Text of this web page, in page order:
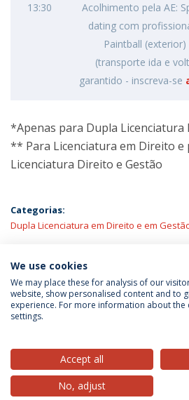
13:30
Acolhimento pela AE:
dating com
Paintball (exterior)
(transporte ida e
garantido - inscreva-se
*Apenas para Dupla Licenciatura
** Para Licenciatura em Direito e
Licenciatura Direito e Gestão
Categorias:
Dupla Licenciatura em Direito e em
ÚLTIMAS NOTÍCIAS
Política de Privacidade
© 2026 Universidade
We use cookies
We may place these for analysis of our
website, show personalised content and to
experience. For more information about the
settings.
Accept all
No, adjust